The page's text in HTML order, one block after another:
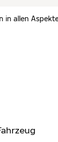
in allen